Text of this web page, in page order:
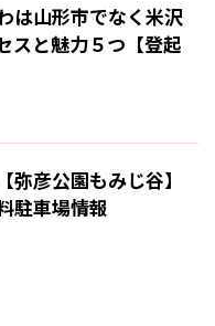
は山形市でなく米沢
スと魅力５つ【登起
弥彦公園もみじ谷】
駐車場情報